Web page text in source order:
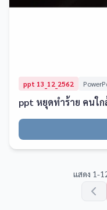
ppt 13_12_2562
ppt หยุดทำร้าย คนใ
แสดง 1-